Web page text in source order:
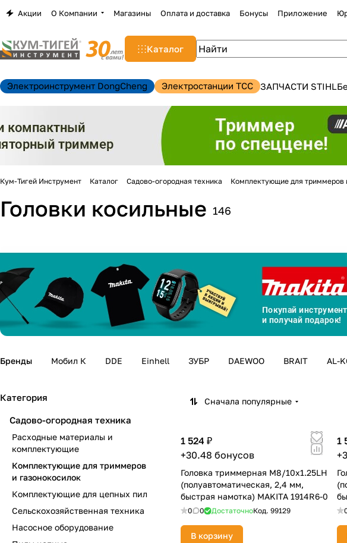
Акции О Компании Магазины Оплата и доставка Бонусы Приложение
Каталог
Электроинструмент DongCheng Электростанции TCC ЗАПЧАСТИ STIHL
Кум-Тигей Инструмент Каталог Садово-огородная техника Комплектующие для триммеров
Головки косильные 146
Бренды Мобил К DDE Einhell ЗУБР DAEWOO BRAIT AL-
Сначала популярные
1 524 ₽
+30.48 бонусов
Головка триммерная M8/10x1.25LH
(полуавтоматическая, 2,4 мм,
быстрая намотка) MAKITA 1914R6-0
0 0 ДостаточноКод. 99129
В корзину
1
Категория
Садово-огородная техника
Расходные материалы и
комплектующие
Комплектующие для триммеров
и газонокосилок
Комплектующие для цепных пил
Сельскохозяйственная техника
Насосное оборудование
Для клиентов всех
График
Сегодня
25%